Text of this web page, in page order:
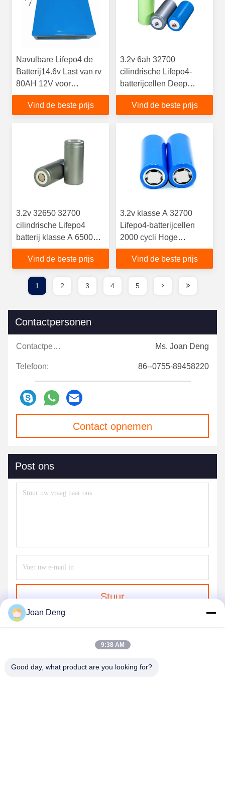
Navulbare Lifepo4 de
Batterij14.6v Last van rv
80AH 12V voor
Straatlantaarn
Vind de beste prijs
3.2v 6ah 32700
cilindrische Lifepo4-
batterijcellen Deep
Cycle BIS gecertificeerd
voor Ebike
Vind de beste prijs
3.2v 32650 32700
cilindrische Lifepo4
batterij klasse A 6500mA
7000mA
Vind de beste prijs
3.2v klasse A 32700
Lifepo4-batterijcellen
2000 cycli Hoge
capaciteit
nikkelstrippenschroef
Vind de beste prijs
1 2 3 4 5
Contactpersonen
Contactpersonen: Ms. Joan Deng
Telefoon: 86--0755-89458220
Contact opnemen
Post ons
Stuur
Joan Deng
9:38 AM
Good day, what product are you looking for?